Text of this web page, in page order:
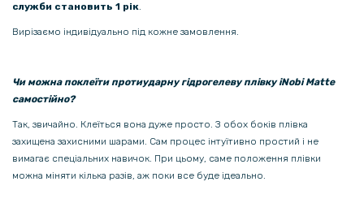
служби становить 1 рік.
Вирізаємо індивідуально під кожне замовлення.
Чи можна поклеїти протиударну гідрогелеву плівку iNobi Matte
самостійно?
Так, звичайно. Клеїться вона дуже просто. З обох боків плівка
захищена захисними шарами. Сам процес інтуїтивно простий і не
вимагає спеціальних навичок. При цьому, саме положення плівки
можна міняти кілька разів, аж поки все буде ідеально.